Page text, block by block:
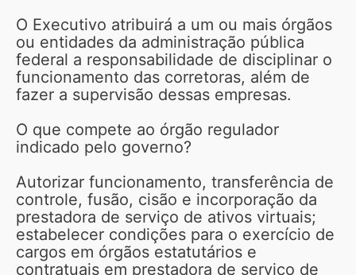
O Executivo atribuirá a um ou mais órgãos
ou entidades da administração pública
federal a responsabilidade de disciplinar o
funcionamento das corretoras, além de
fazer a supervisão dessas empresas.
O que compete ao órgão regulador
indicado pelo governo?
Autorizar funcionamento, transferência de
controle, fusão, cisão e incorporação da
prestadora de serviço de ativos virtuais;
estabelecer condições para o exercício de
cargos em órgãos estatutários e
contratuais em prestadora de serviço de